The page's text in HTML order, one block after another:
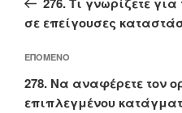
σε επείγουσες
Επόμενο
άρθρο
ΕΠΌΜΕΝΟ
278. Να αναφέρετε τον
επιπλεγμένου